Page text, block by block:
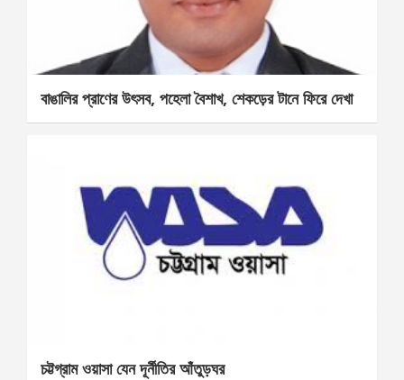
বাঙালির প্রাণের উৎসব, পহেলা বৈশাখ, শেকড়ের টানে ফিরে দেখা
চট্টগ্রাম ওয়াসা যেন দূর্নীতির আঁতুড়ঘর